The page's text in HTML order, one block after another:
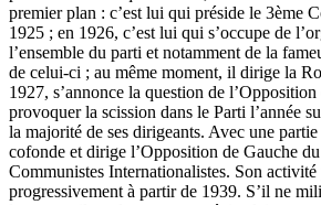
premier plan : c’est lui qui préside le 3ème
1925 ; en 1926, c’est lui qui s’occupe de
l’ensemble du parti et notamment de la
de celui-ci ; au même moment, il dirige la
1927, s’annonce la question de
provoquer la scission dans le Parti l’année
la majorité de ses dirigeants. Avec une
cofonde et dirige l’Opposition de Gauche
Communistes Internationalistes. Son activité
progressivement à partir de 1939. S’il ne